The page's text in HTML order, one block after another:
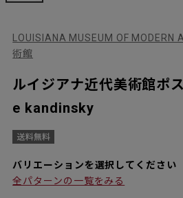
LOUISIANA MUSEUM OF
術館
ルイジアナ近代美術館ポ
e kandinsky
バリエーションを選択してください
全パターンの一覧をみる